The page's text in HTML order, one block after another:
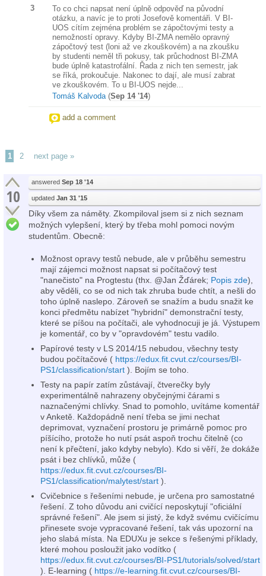
3
To co chci napsat není úplně odpověď na původní
otázku, a navíc je to proti Josefově komentáři. V BI-
UOS cítím zejména problém se zápočtovými testy a
nemožností opravy. Kdyby BI-ZMA nemělo opravný
zápočtový test (loni až ve zkouškovém) a na zkoušku
by studenti neměl tři pokusy, tak průchodnost BI-ZMA
bude úplně katastrofální. Řada z nich ten semestr, jak
se říká, prokoučuje. Nakonec to dají, ale musí zabrat
ve zkouškovém. To u BI-UOS nejde...
Tomáš Kalvoda(Sep 14 '14)
add a comment
1 2 next page »
10
answered Sep 18 '14
updated Jan 31 '15
Díky všem za náměty. Zkompiloval jsem si z nich seznam
možných vylepšení, který by třeba mohl pomoci novým
studentům. Obecně:
Možnost opravy testů nebude, ale v průběhu semestru
mají zájemci možnost napsat si počítačový test
"nanečisto" na Progtestu (thx. @Jan Žďárek; Popis zde),
aby věděli, co se od nich tak zhruba bude chtít, a nešli do
toho úplně naslepo. Zároveň se snažím a budu snažit ke
konci předmětu nabízet "hybridní" demonstrační testy,
které se píšou na počítači, ale vyhodnocuji je já. Výstupem
je komentář, co by v "opravdovém" testu vadilo.
Papírové testy v LS 2014/15 nebudou, všechny testy
budou počítačové ( https://edux.fit.cvut.cz/courses/BI-
PS1/classification/start ). Bojím se toho.
Testy na papír zatím zůstávají, čtverečky byly
experimentálně nahrazeny obyčejnými čárami s
naznačenými chlívky. Snad to pomohlo, uvítáme komentář
v Anketě. Každopádně není třeba se jimi nechat
deprimovat, vyznačení prostoru je primárně pomoc pro
píšícího, protože ho nutí psát aspoň trochu čitelně (co
není k přečtení, jako kdyby nebylo). Kdo si věří, že dokáže
psát i bez chlívků, může (
https://edux.fit.cvut.cz/courses/BI-
PS1/classification/malytest/start ).
Cvičebnice s řešeními nebude, je určena pro samostatné
řešení. Z toho důvodu ani cvičící neposkytují "oficiální
správné řešení". Ale jsem si jistý, že když svému cvičícímu
přinesete svoje vypracované řešení, tak vás upozorní na
jeho slabá místa. Na EDUXu je sekce s řešenými příklady,
které mohou posloužit jako vodítko (
https://edux.fit.cvut.cz/courses/BI-PS1/tutorials/solved/start
). E-learning ( https://e-learning.fit.cvut.cz/courses/BI-